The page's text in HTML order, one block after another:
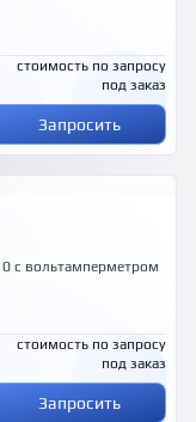
стоимость по запросу
под заказ
Запросить
с вольтамперметром
стоимость по запросу
под заказ
Запросить